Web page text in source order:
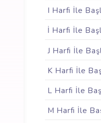
I Harfi İle
İ Harfi İle
J Harfi İle
K Harfi İle
L Harfi İle
M Harfi İle